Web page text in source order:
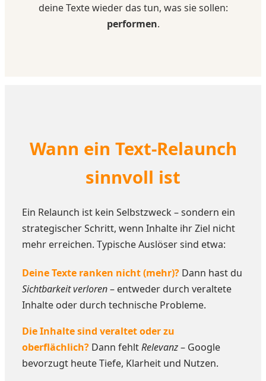
deine Texte wieder das tun, was sie sollen:
performen.
Wann ein Text-Relaunch
sinnvoll ist
Ein Relaunch ist kein Selbstzweck – sondern ein
strategischer Schritt, wenn Inhalte ihr Ziel nicht
mehr erreichen. Typische Auslöser sind etwa:
Deine Texte ranken nicht (mehr)? Dann hast du
Sichtbarkeit verloren– entweder durch veraltete
Inhalte oder durch technische Probleme.
Die Inhalte sind veraltet oder zu
oberflächlich? Dann fehltRelevanz– Google
bevorzugt heute Tiefe, Klarheit und Nutzen.